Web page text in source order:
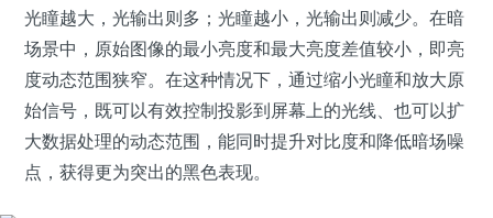
光瞳越大，光输出则多；光瞳越小，光输出则减少。在暗
场景中，原始图像的最小亮度和最大亮度差值较小，即亮
度动态范围狭窄。在这种情况下，通过缩小光瞳和放大原
始信号，既可以有效控制投影到屏幕上的光线、也可以扩
大数据处理的动态范围，能同时提升对比度和降低暗场噪
点，获得更为突出的黑色表现。